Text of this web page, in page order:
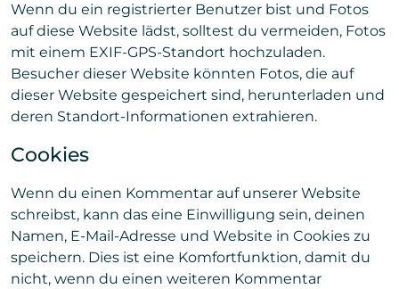
Wenn du ein registrierter Benutzer bist und Fotos
auf diese Website lädst, solltest du vermeiden, Fotos
mit einem EXIF-GPS-Standort hochzuladen.
Besucher dieser Website könnten Fotos, die auf
dieser Website gespeichert sind, herunterladen und
deren Standort-Informationen extrahieren.
Cookies
Wenn du einen Kommentar auf unserer Website
schreibst, kann das eine Einwilligung sein, deinen
Namen, E-Mail-Adresse und Website in Cookies zu
speichern. Dies ist eine Komfortfunktion, damit du
nicht, wenn du einen weiteren Kommentar